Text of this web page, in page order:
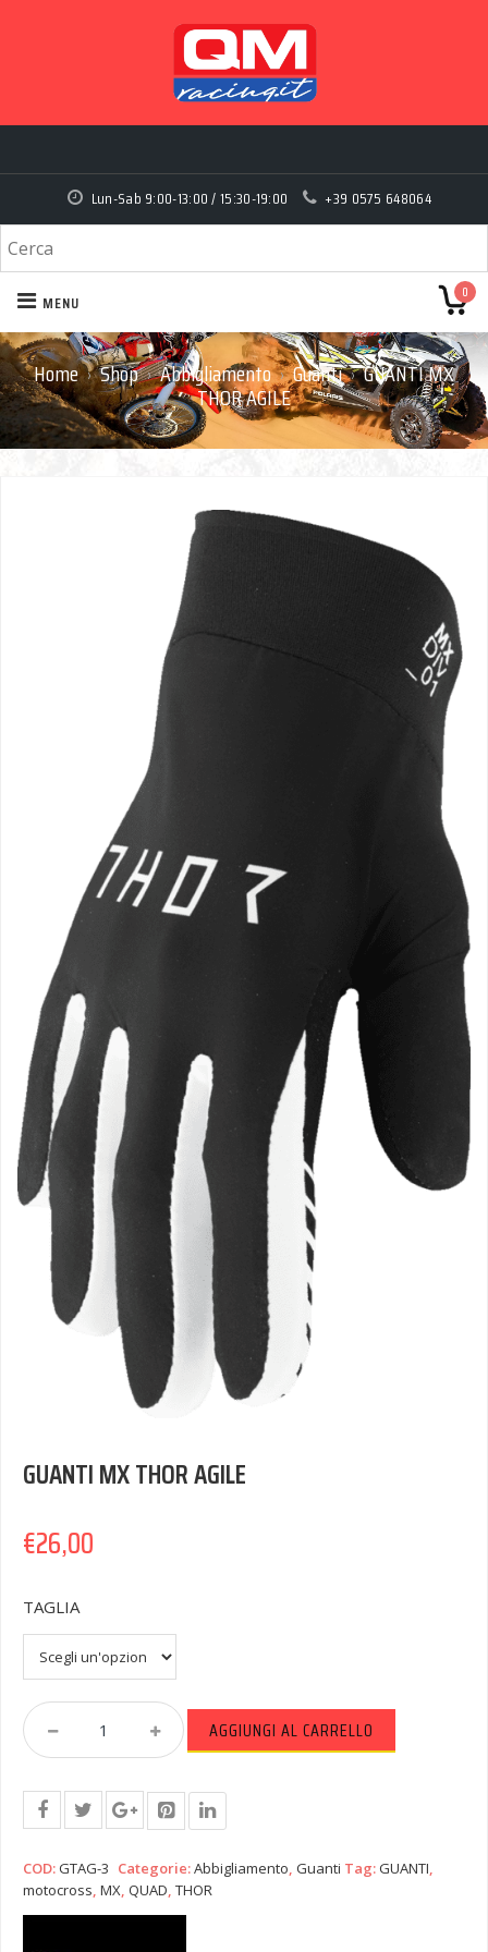
Lun-Sab 9:00-13:00 / 15:30-19:00 +39 0575 648064
0
MENU
Home › Shop › Abbigliamento › Guanti › GUANTI MX
THOR AGILE
GUANTI MX THOR AGILE
€26,00
TAGLIA
GUANTI
MX
THOR
AGILE
Quantity
AGGIUNGI AL CARRELLO
COD:GTAG-3 Categorie:Abbigliamento Guanti Tag:GUANTI
motocross MX QUAD THOR